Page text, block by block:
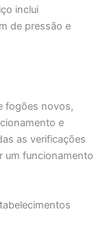
inclui
de pressão e
fogões novos,
e
as verificações
um funcionamento